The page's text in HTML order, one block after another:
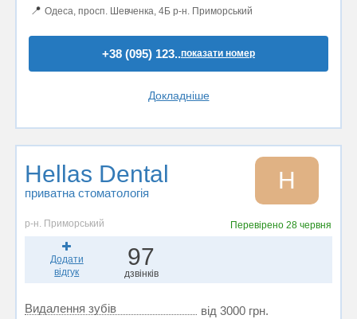
📍 Одеса, просп. Шевченка, 4Б р-н. Приморський
+38 (095) 123..показати номер
Докладніше
Hellas Dental
приватна стоматологія H
р-н. Приморський Перевірено28 червня
Додати
відгук
97
дзвінків
Видалення зубів
від 3000 грн.